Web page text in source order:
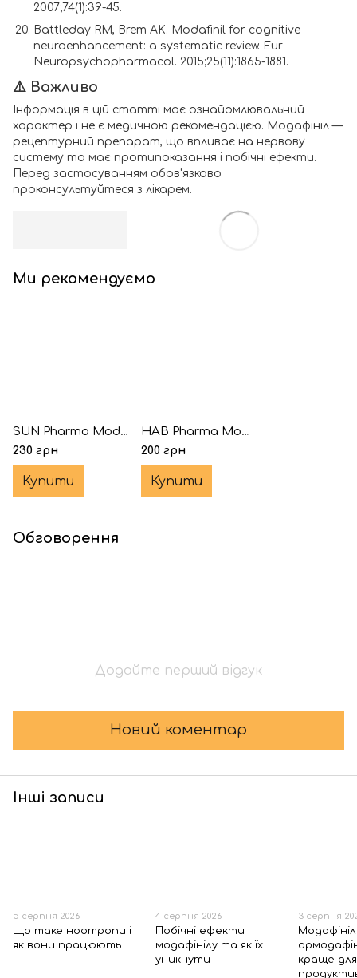
2007;74(1):39-45.
Battleday RM, Brem AK. Modafinil for cognitive
neuroenhancement: a systematic review. Eur
Neuropsychopharmacol. 2015;25(11):1865-1881.
⚠️ Важливо
Інформація в цій статті має ознайомлювальний
характер і не є медичною рекомендацією. Модафініл —
рецептурний препарат, що впливає на нервову
систему та має протипоказання і побічні ефекти.
Перед застосуванням обов'язково
проконсультуйтеся з лікарем.
Ми рекомендуємо
SUN Pharma Modalert-200® 5 таблеток (Модафініл)
230 грн
Купити
HAB Pharma Modvigil-200® 5 таблеток (Модафініл)
200 грн
Купити
Обговорення
Додайте перший відгук
Новий коментар
Інші записи
5 серпня 2026
Що таке ноотропи і
як вони працюють
4 серпня 2026
Побічні ефекти
модафінілу та як їх
уникнути
3 серпня
краще для